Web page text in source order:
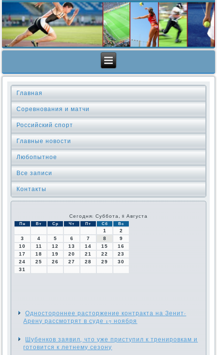
Главная
Соревнования и матчи
Российский спорт
Главные новости
Любопытное
Все записи
Контакты
Сегодня: Суббота, 8 Августа
Пн Вт Ср Чт Пт Сб Вс
1
2
3
4 5 6 7 8
9
10
11 12 13 14 15
16
17
18 19 20 21 22
23
24
25 26 27 28 29
30
31
Одностороннее расторжение контракта на Зенит-
Арену рассмотрят в суде 17 ноября
Шубенков заявил, что уже приступил к тренировкам и
готовится к летнему сезону